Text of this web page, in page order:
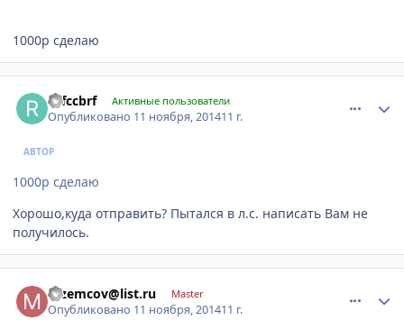
1000р сделаю
rkfccbrf Активные пользователи
Опубликовано 11 ноября, 201411 г.
АВТОР
1000р сделаю
Хорошо,куда отправить? Пытался в л.с. написать Вам не
получилось.
mzemcov@list.ru Master
Опубликовано 11 ноября, 201411 г.